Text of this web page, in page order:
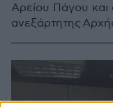
Αρείου Πάγου και
ανεξάρτητης